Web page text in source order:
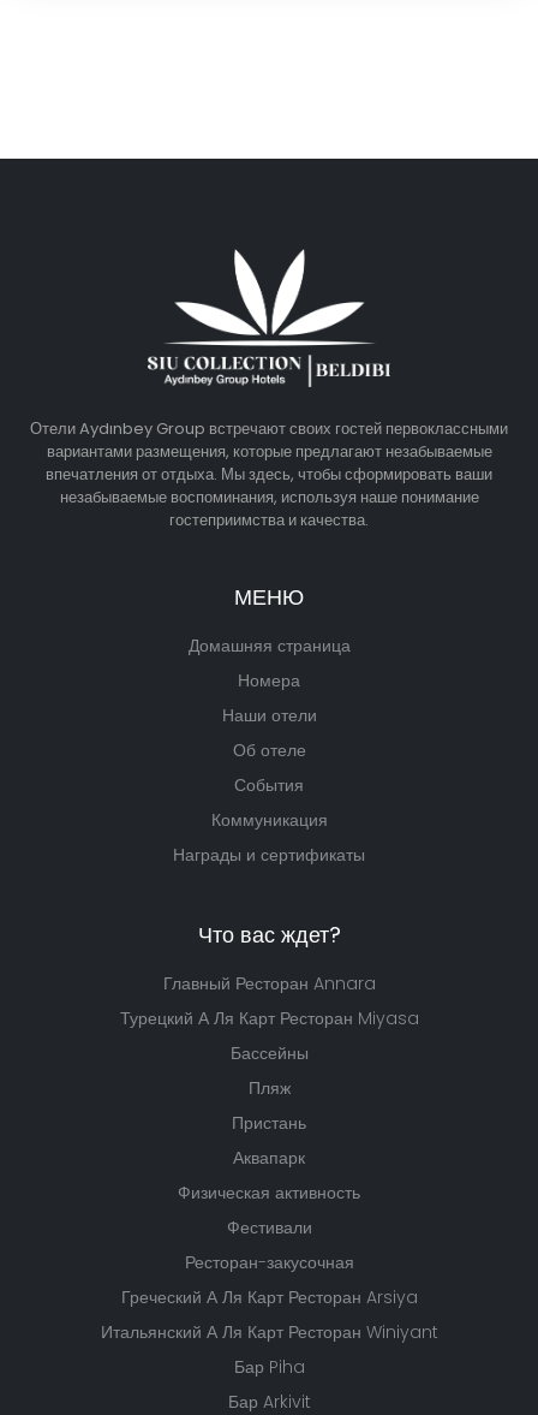
Отели Aydınbey Group встречают своих гостей первоклассными
вариантами размещения, которые предлагают незабываемые
впечатления от отдыха. Мы здесь, чтобы сформировать ваши
незабываемые воспоминания, используя наше понимание
гостеприимства и качества.
МЕНЮ
Домашняя страница
Номера
Наши отели
Об отеле
События
Коммуникация
Награды и сертификаты
Что вас ждет?
Главный Ресторан Annara
Турецкий А Ля Карт Ресторан Miyasa
Бассейны
Пляж
Пристань
Аквапарк
Физическая активность
Фестивали
Ресторан-закусочная
Греческий А Ля Карт Ресторан Arsiya
Итальянский А Ля Карт Ресторан Winiyant
Бар Piha
Бар Arkivit